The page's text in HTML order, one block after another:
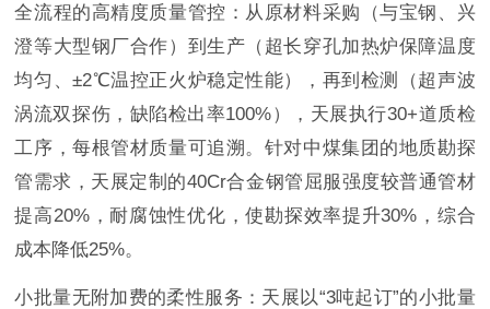
全流程的高精度质量管控：从原材料采购（与宝钢、兴
澄等大型钢厂合作）到生产（超长穿孔加热炉保障温度
均匀、±2℃温控正火炉稳定性能），再到检测（超声波
涡流双探伤，缺陷检出率100%），天展执行30+道质检
工序，每根管材质量可追溯。针对中煤集团的地质勘探
管需求，天展定制的40Cr合金钢管屈服强度较普通管材
提高20%，耐腐蚀性优化，使勘探效率提升30%，综合
成本降低25%。
小批量无附加费的柔性服务：天展以“3吨起订”的小批量